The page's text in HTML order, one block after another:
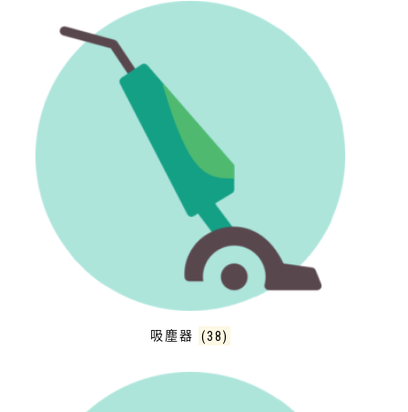
吸塵器 (38)